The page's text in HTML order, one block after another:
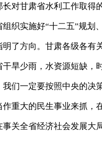
甘肃省水利工作取得
织实施好“十二五”规划
了方向。甘肃各级各有
少雨，水资源短缺，
们一定要按照中央的
重大的民生事业来抓
关全省经济社会发展